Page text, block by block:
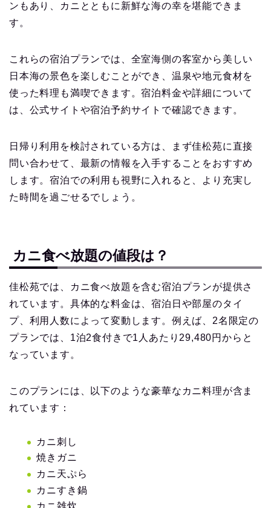
ンもあり、カニとともに新鮮な海の幸を堪能できま
す。
これらの宿泊プランでは、全室海側の客室から美しい
日本海の景色を楽しむことができ、温泉や地元食材を
使った料理も満喫できます。宿泊料金や詳細について
は、公式サイトや宿泊予約サイトで確認できます。
日帰り利用を検討されている方は、まず佳松苑に直接
問い合わせて、最新の情報を入手することをおすすめ
します。宿泊での利用も視野に入れると、より充実し
た時間を過ごせるでしょう。
カニ食べ放題の値段は？
佳松苑では、カニ食べ放題を含む宿泊プランが提供さ
れています。具体的な料金は、宿泊日や部屋のタイ
プ、利用人数によって変動します。例えば、2名限定の
プランでは、1泊2食付きで1人あたり29,480円からと
なっています。
このプランには、以下のような豪華なカニ料理が含ま
れています：
カニ刺し
焼きガニ
カニ天ぷら
カニすき鍋